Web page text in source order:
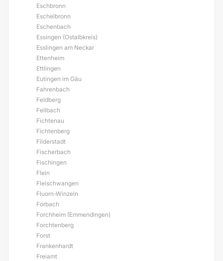
Eschbronn
Eschelbronn
Eschenbach
Essingen (Ostalbkreis)
Esslingen am Neckar
Ettenheim
Ettlingen
Eutingen im Gäu
Fahrenbach
Feldberg
Fellbach
Fichtenau
Fichtenberg
Filderstadt
Fischerbach
Fischingen
Flein
Fleischwangen
Fluorn-Winzeln
Forbach
Forchheim (Emmendingen)
Forchtenberg
Forst
Frankenhardt
Freiamt